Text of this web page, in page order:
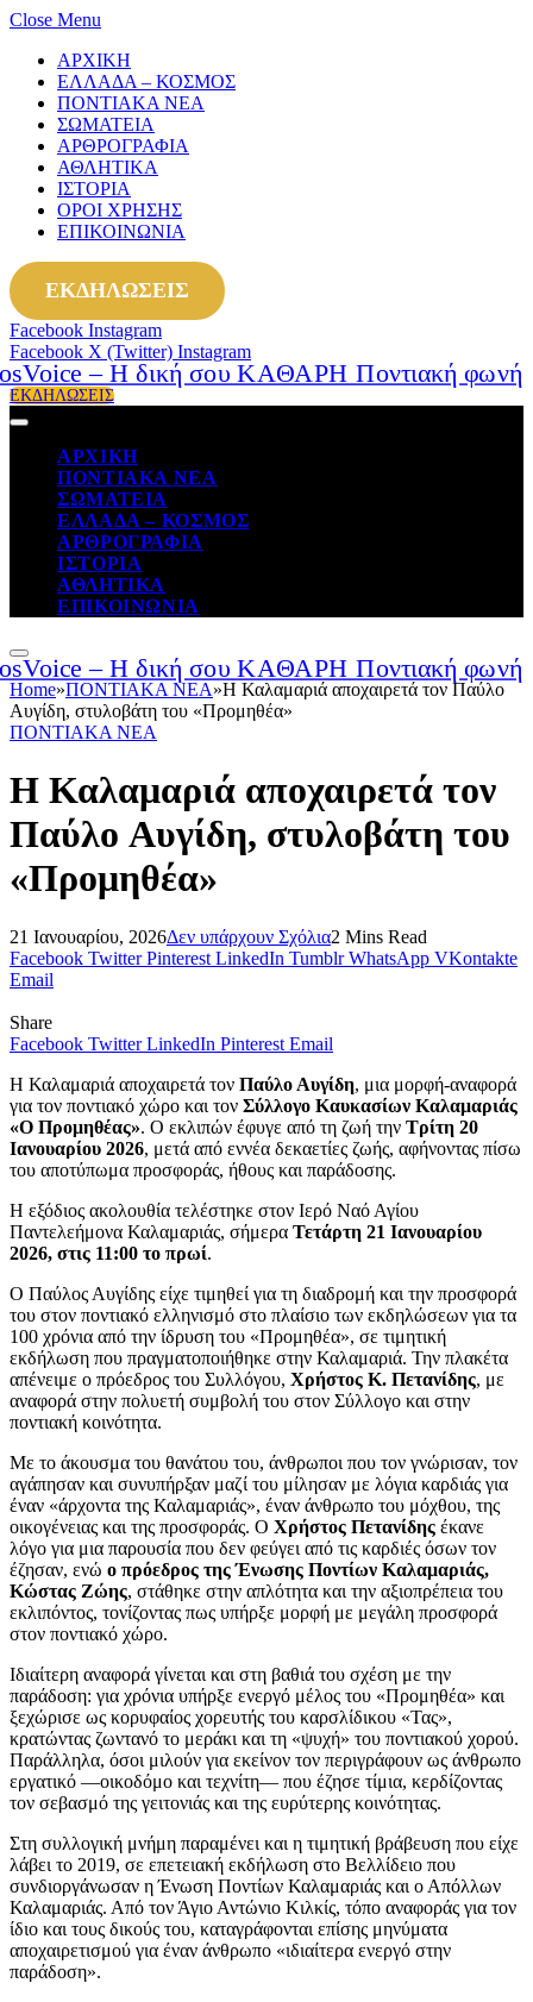
Close Menu
ΑΡΧΙΚΗ
ΕΛΛΑΔΑ – ΚΟΣΜΟΣ
ΠΟΝΤΙΑΚΑ ΝΕΑ
ΣΩΜΑΤΕΙΑ
ΑΡΘΡΟΓΡΑΦΙΑ
ΑΘΛΗΤΙΚΑ
ΙΣΤΟΡΙΑ
ΟΡΟΙ ΧΡΗΣΗΣ
ΕΠΙΚΟΙΝΩΝΙΑ
ΕΚΔΗΛΩΣΕΙΣ
Facebook Instagram
Facebook X (Twitter) Instagram
ΕΚΔΗΛΩΣΕΙΣ
ΑΡΧΙΚΗ
ΠΟΝΤΙΑΚΑ ΝΕΑ
ΣΩΜΑΤΕΙΑ
ΕΛΛΑΔΑ – ΚΟΣΜΟΣ
ΑΡΘΡΟΓΡΑΦΙΑ
ΙΣΤΟΡΙΑ
ΑΘΛΗΤΙΚΑ
ΕΠΙΚΟΙΝΩΝΙΑ
Home»ΠΟΝΤΙΑΚΑ ΝΕΑ»Η Καλαμαριά αποχαιρετά τον Παύλο
Αυγίδη, στυλοβάτη του «Προμηθέα»
ΠΟΝΤΙΑΚΑ ΝΕΑ
Η Καλαμαριά αποχαιρετά τον
Παύλο Αυγίδη, στυλοβάτη του
«Προμηθέα»
21 Ιανουαρίου, 2026Δεν υπάρχουν Σχόλια2 Mins Read
Facebook Twitter Pinterest LinkedIn Tumblr WhatsApp VKontakte
Email
Share
Facebook Twitter LinkedIn Pinterest Email
Η Καλαμαριά αποχαιρετά τον Παύλο Αυγίδη, μια μορφή-αναφορά
για τον ποντιακό χώρο και τον Σύλλογο Καυκασίων Καλαμαριάς
«Ο Προμηθέας». Ο εκλιπών έφυγε από τη ζωή την Τρίτη 20
Ιανουαρίου 2026, μετά από εννέα δεκαετίες ζωής, αφήνοντας πίσω
του αποτύπωμα προσφοράς, ήθους και παράδοσης.
Η εξόδιος ακολουθία τελέστηκε στον Ιερό Ναό Αγίου
Παντελεήμονα Καλαμαριάς, σήμερα Τετάρτη 21 Ιανουαρίου
2026, στις 11:00 το πρωί.
Ο Παύλος Αυγίδης είχε τιμηθεί για τη διαδρομή και την προσφορά
του στον ποντιακό ελληνισμό στο πλαίσιο των εκδηλώσεων για τα
100 χρόνια από την ίδρυση του «Προμηθέα», σε τιμητική
εκδήλωση που πραγματοποιήθηκε στην Καλαμαριά. Την πλακέτα
απένειμε ο πρόεδρος του Συλλόγου, Χρήστος Κ. Πετανίδης, με
αναφορά στην πολυετή συμβολή του στον Σύλλογο και στην
ποντιακή κοινότητα.
Με το άκουσμα του θανάτου του, άνθρωποι που τον γνώρισαν, τον
αγάπησαν και συνυπήρξαν μαζί του μίλησαν με λόγια καρδιάς για
έναν «άρχοντα της Καλαμαριάς», έναν άνθρωπο του μόχθου, της
οικογένειας και της προσφοράς. Ο Χρήστος Πετανίδης έκανε
λόγο για μια παρουσία που δεν φεύγει από τις καρδιές όσων τον
έζησαν, ενώ ο πρόεδρος της Ένωσης Ποντίων Καλαμαριάς,
Κώστας Ζώης, στάθηκε στην απλότητα και την αξιοπρέπεια του
εκλιπόντος, τονίζοντας πως υπήρξε μορφή με μεγάλη προσφορά
στον ποντιακό χώρο.
Ιδιαίτερη αναφορά γίνεται και στη βαθιά του σχέση με την
παράδοση: για χρόνια υπήρξε ενεργό μέλος του «Προμηθέα» και
ξεχώρισε ως κορυφαίος χορευτής του καρσλίδικου «Τας»,
κρατώντας ζωντανό το μεράκι και τη «ψυχή» του ποντιακού χορού.
Παράλληλα, όσοι μιλούν για εκείνον τον περιγράφουν ως άνθρωπο
εργατικό —οικοδόμο και τεχνίτη— που έζησε τίμια, κερδίζοντας
τον σεβασμό της γειτονιάς και της ευρύτερης κοινότητας.
Στη συλλογική μνήμη παραμένει και η τιμητική βράβευση που είχε
λάβει το 2019, σε επετειακή εκδήλωση στο Βελλίδειο που
συνδιοργάνωσαν η Ένωση Ποντίων Καλαμαριάς και ο Απόλλων
Καλαμαριάς. Από τον Άγιο Αντώνιο Κιλκίς, τόπο αναφοράς για τον
ίδιο και τους δικούς του, καταγράφονται επίσης μηνύματα
αποχαιρετισμού για έναν άνθρωπο «ιδιαίτερα ενεργό στην
παράδοση».